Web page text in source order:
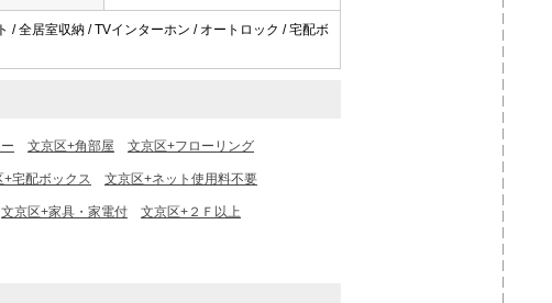
/ 全居室収納 / TVインターホン / オートロック / 宅配ボ
文京区+角部屋 文京区+フローリング
+宅配ボックス 文京区+ネット使用料不要
文京区+家具・家電付 文京区+２Ｆ以上